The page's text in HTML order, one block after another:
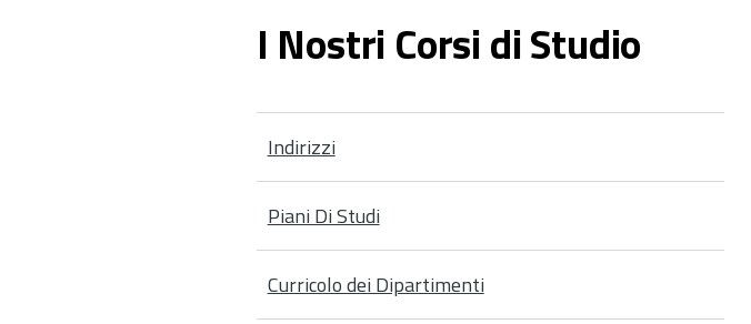
I Nostri Corsi di Studio
Indirizzi
Piani Di Studi
Curricolo dei Dipartimenti